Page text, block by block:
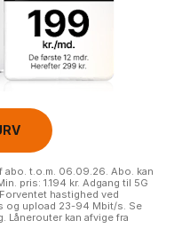
t.o.m. 06.09.26. Abo. kan
pris: 1.194 kr. Adgang til 5G
hastighed ved
og upload 23-94 Mbit/s. Se
Lånerouter kan afvige fra